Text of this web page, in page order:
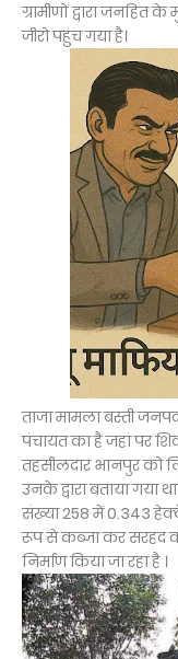
ग्रामीणों द्वारा जनहित
जीरो पहुंच गया है।
ताजा मामला बस्ती
पंचायत का है जहां पर
तहसीलदार भानपुर को
उनके द्वारा बताया गया
संख्या 258 में 0.343
रूप से कब्जा कर सरहद
निर्माण किया जा रहा है ।